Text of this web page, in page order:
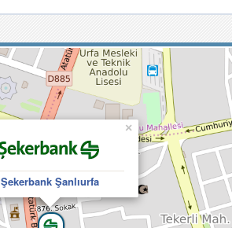
Şekerbank Şanlıurfa
×